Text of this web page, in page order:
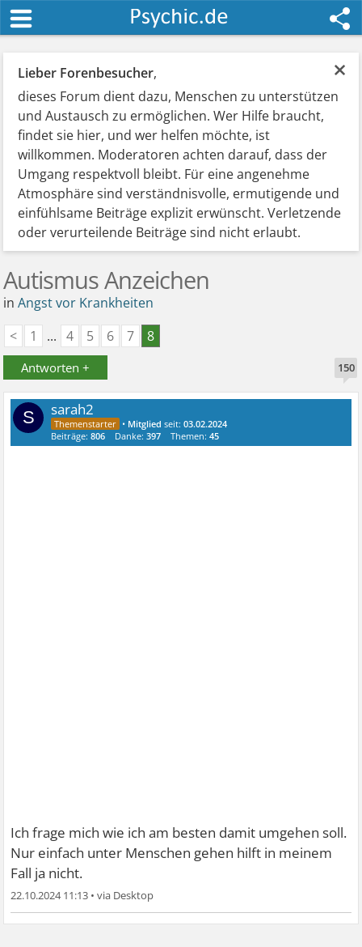
×
Lieber Forenbesucher,
dieses Forum dient dazu, Menschen zu unterstützen
und Austausch zu ermöglichen. Wer Hilfe braucht,
findet sie hier, und wer helfen möchte, ist
willkommen. Moderatoren achten darauf, dass der
Umgang respektvoll bleibt. Für eine angenehme
Atmosphäre sind verständnisvolle, ermutigende und
einfühlsame Beiträge explizit erwünscht. Verletzende
oder verurteilende Beiträge sind nicht erlaubt.
Autismus Anzeichen
inAngst vor Krankheiten
<
1 ... 4 5 6 7 8
Antworten + 150
S sarah2
• Mitglied seit:03.02.2024
Beiträge:806 Danke:397 Themen:45
Ich frage mich wie ich am besten damit umgehen soll.
Nur einfach unter Menschen gehen hilft in meinem
Fall ja nicht.
22.10.2024 11:13 •